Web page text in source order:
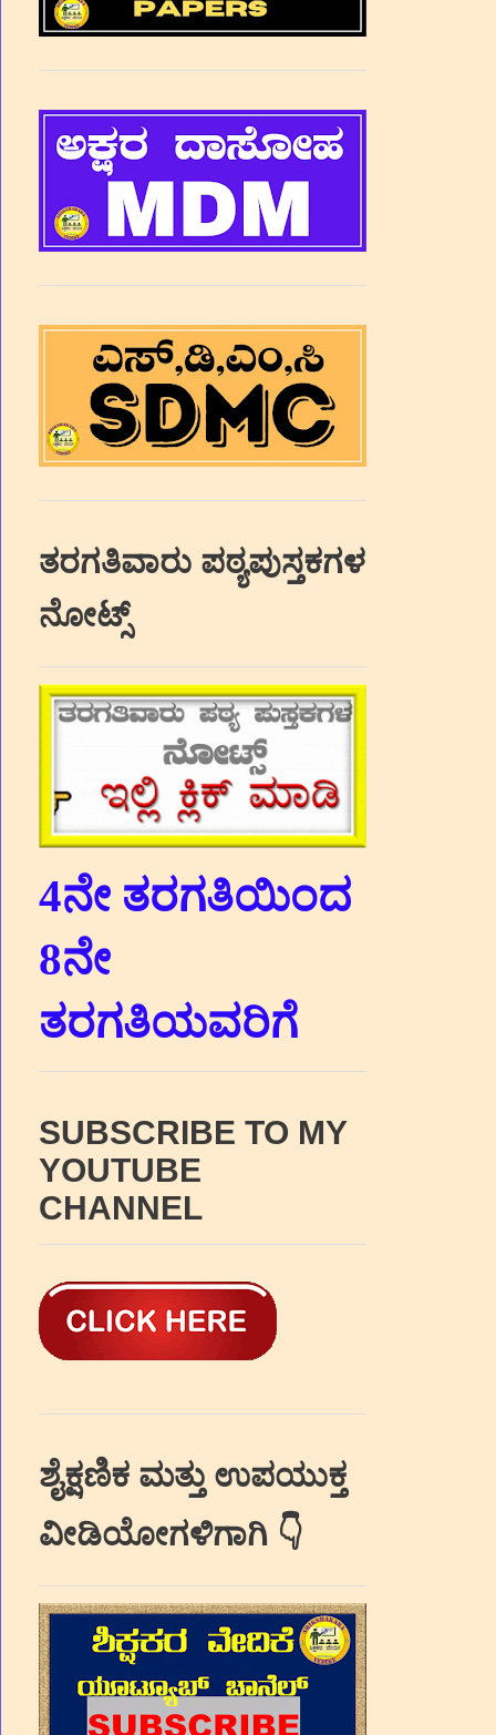
ತರಗತಿವಾರು ಪಠ್ಯಪುಸ್ತಕಗಳ
ನೋಟ್ಸ್
4ನೇ ತರಗತಿಯಿಂದ
8ನೇ
ತರಗತಿಯವರಿಗೆ
SUBSCRIBE TO MY
YOUTUBE
CHANNEL
ಶೈಕ್ಷಣಿಕ ಮತ್ತು ಉಪಯುಕ್ತ
ವೀಡಿಯೋಗಳಿಗಾಗಿ 👇